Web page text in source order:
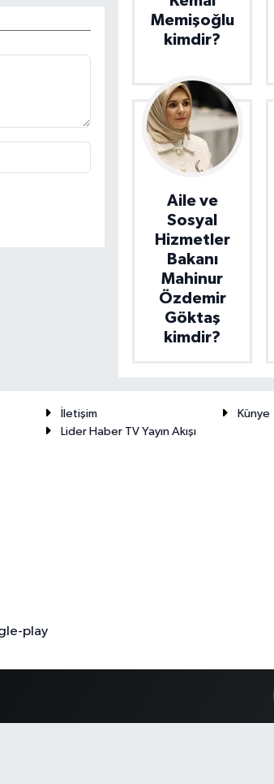
Memişoğlu
kimdir?
Aile ve
Sosyal
Hizmetler
Bakanı
Mahinur
Özdemir
Göktaş
kimdir?
İletişim
Künye
Lider Haber TV Yayın Akışı